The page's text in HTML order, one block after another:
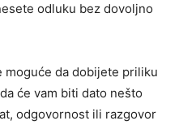
odluku bez dovoljno
moguće da dobijete priliku
će vam biti dato nešto
odgovornost ili razgovor